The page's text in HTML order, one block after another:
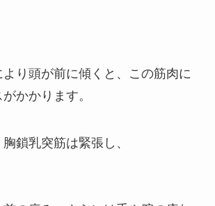
り頭が前に傾くと、この筋肉に
かかります。
鎖乳突筋は緊張し、